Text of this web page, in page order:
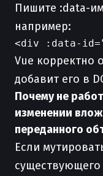
Пишите :data-
например:
Vue корректно
добавит его в
Почему не
изменении
переданного
Если
существующего